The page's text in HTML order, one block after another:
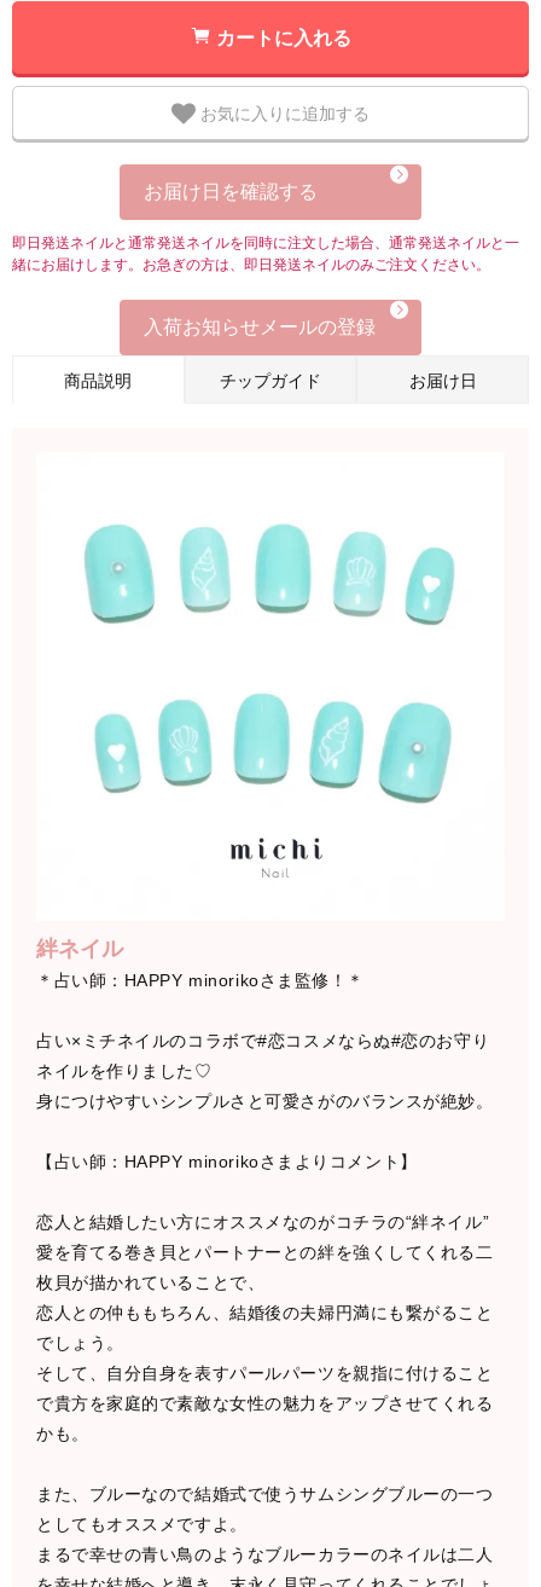
カートに入れる
お気に入りに追加する
お届け日を確認する
即日発送ネイルと通常発送ネイルを同時に注文した場合、通常発送ネイルと一
緒にお届けします。お急ぎの方は、即日発送ネイルのみご注文ください。
入荷お知らせメールの登録
商品説明 チップガイド お届け日
絆ネイル
＊占い師：HAPPY minorikoさま監修！＊
占い×ミチネイルのコラボで#恋コスメならぬ#恋のお守り
ネイルを作りました♡
身につけやすいシンプルさと可愛さがのバランスが絶妙。
【占い師：HAPPY minorikoさまよりコメント】
恋人と結婚したい方にオススメなのがコチラの“絆ネイル”
愛を育てる巻き貝とパートナーとの絆を強くしてくれる二
枚貝が描かれていることで、
恋人との仲ももちろん、結婚後の夫婦円満にも繋がること
でしょう。
そして、自分自身を表すパールパーツを親指に付けること
で貴方を家庭的で素敵な女性の魅力をアップさせてくれる
かも。
また、ブルーなので結婚式で使うサムシングブルーの一つ
としてもオススメですよ。
まるで幸せの青い鳥のようなブルーカラーのネイルは二人